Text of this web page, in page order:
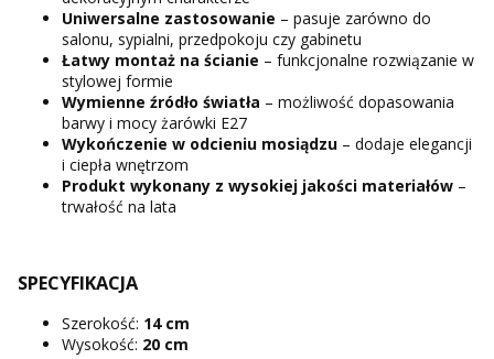
Uniwersalne zastosowanie – pasuje zarówno do
salonu, sypialni, przedpokoju czy gabinetu
Łatwy montaż na ścianie – funkcjonalne rozwiązanie w
stylowej formie
Wymienne źródło światła – możliwość dopasowania
barwy i mocy żarówki E27
Wykończenie w odcieniu mosiądzu – dodaje elegancji
i ciepła wnętrzom
Produkt wykonany z wysokiej jakości materiałów –
trwałość na lata
SPECYFIKACJA
Szerokość: 14 cm
Wysokość: 20 cm